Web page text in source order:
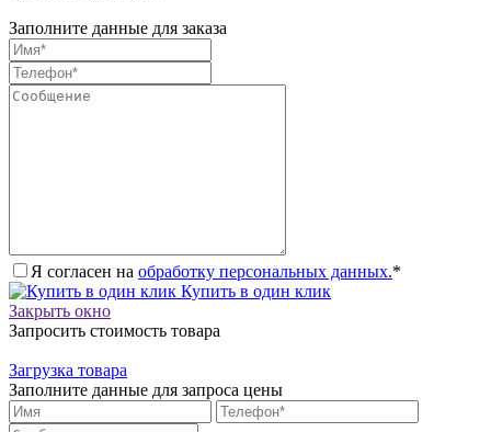
Заполните данные для заказа
Я согласен на обработку персональных данных.*
Купить в один клик
Закрыть окно
Запросить стоимость товара
Загрузка товара
Заполните данные для запроса цены